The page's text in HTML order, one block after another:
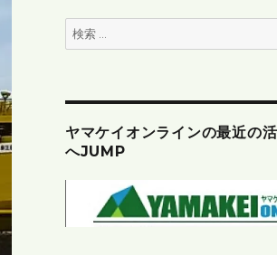
検
索:
ヤマケイオンラインの最近の
へJUMP